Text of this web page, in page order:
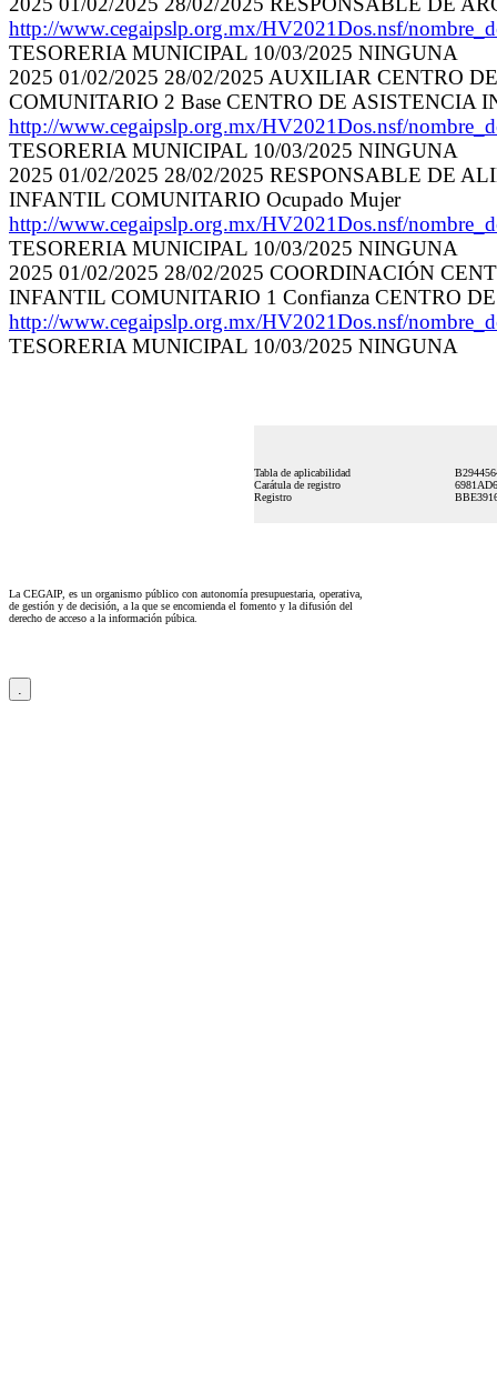
http://www.cegaipslp.org.mx/HV2021Dos.nsf/
TESORERIA MUNICIPAL 10/03/2025 NINGUNA
2025 01/02/2025 28/02/2025 AUXILIAR CENTRO
COMUNITARIO 2 Base CENTRO DE ASISTENCIA
http://www.cegaipslp.org.mx/HV2021Dos.nsf/
TESORERIA MUNICIPAL 10/03/2025 NINGUNA
2025 01/02/2025 28/02/2025 RESPONSABLE DE
INFANTIL COMUNITARIO Ocupado Mujer
http://www.cegaipslp.org.mx/HV2021Dos.nsf/
TESORERIA MUNICIPAL 10/03/2025 NINGUNA
2025 01/02/2025 28/02/2025 COORDINACIÓN
INFANTIL COMUNITARIO 1 Confianza CENTRO
http://www.cegaipslp.org.mx/HV2021Dos.nsf/
TESORERIA MUNICIPAL 10/03/2025 NINGUNA
Tabla de aplicabilidad
Carátula de registro
Registro
La CEGAIP, es un organismo público con autonomía presupuestaria, operativa,
de gestión y de decisión, a la que se encomienda el fomento y la difusión del
derecho de acceso a la información púbica.